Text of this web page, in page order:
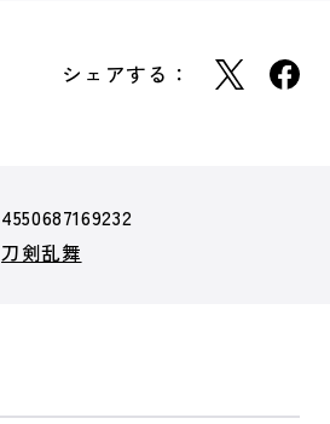
シェアする：
4550687169232
刀剣乱舞